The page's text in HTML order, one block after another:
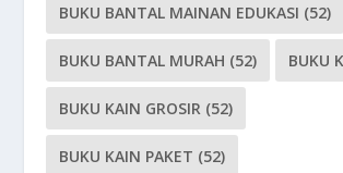
BUKU BANTAL MAINAN EDUKASI (52)
BUKU BANTAL MURAH (52) BUKU
BUKU KAIN GROSIR (52)
BUKU KAIN PAKET (52)